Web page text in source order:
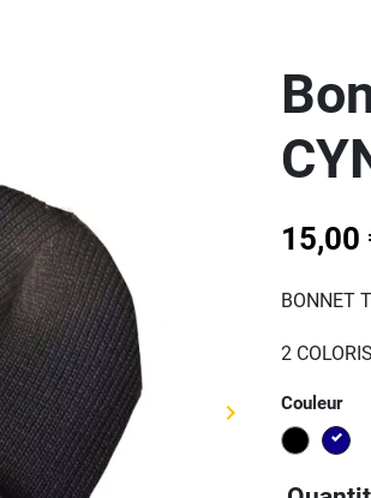
Suivant
keyboard_arrow_right
15,00
BONNET
2 COLORIS
Couleur
Noir